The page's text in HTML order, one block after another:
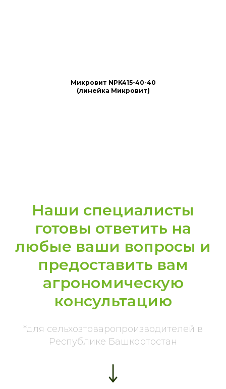
Микровит NPK415-40-40
(линейка Микровит)
Наши специалисты
готовы ответить на
любые ваши вопросы и
предоставить вам
агрономическую
консультацию
*для сельхозтоваропроизводителей в
Республике Башкортостан